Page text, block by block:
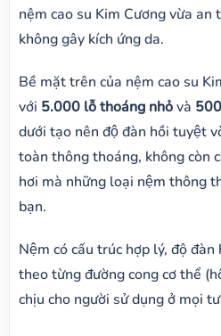
nệm cao su Kim Cương vừa an
không gây kích ứng da.
Bề mặt trên của nệm​ cao su
với 5.000 lỗ thoáng nhỏvà
dưới tạo nên độ đàn hồi tuyệt
toàn thông thoáng, không còn
hơi mà những loại nệm thông
bạn.
Nệm có cấu trúc hợp lý, độ
theo từng đường cong cơ thể
chịu cho người sử dụng ở mọi